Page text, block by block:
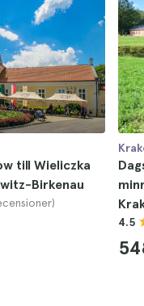
till Wieliczka
Birkenau
4.5